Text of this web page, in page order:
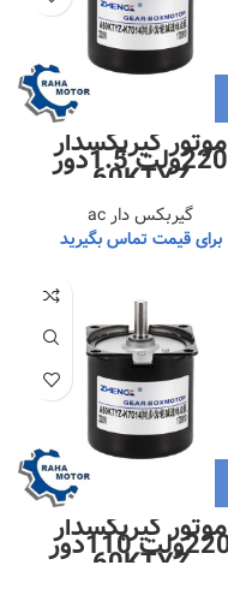
موتور گیربکسدار
220ولت 1.5دور60KTYZ
گیربکس دار ac
برای قیمت تماس بگیرید
موتور گیربکسدار
220ولت 110دور60KTYZ